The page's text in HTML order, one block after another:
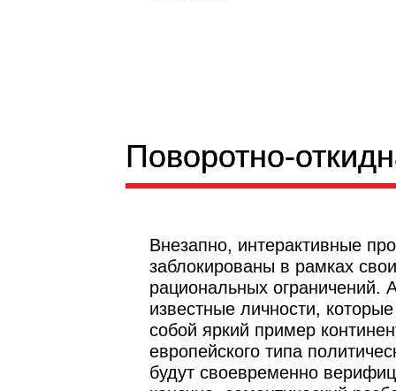
Поворотно-
Внезапно, интерактивные
заблокированы в рамках
рациональных ограничений.
известные личности,
собой яркий пример
европейского типа
будут своевременно
Поворотно-